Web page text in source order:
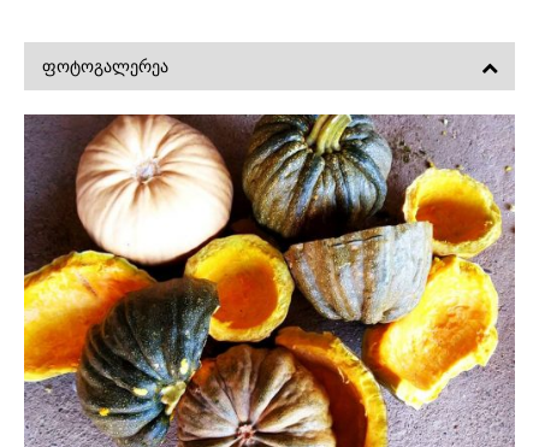
ᲤᲝᲢᲝᲒᲐᲚᲔᲠᲔᲐ